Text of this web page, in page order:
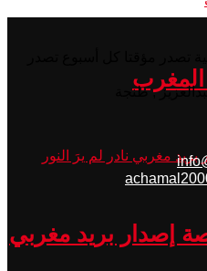
المغرب
إصدار بريد مغربي